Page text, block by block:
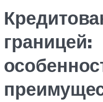
границей: